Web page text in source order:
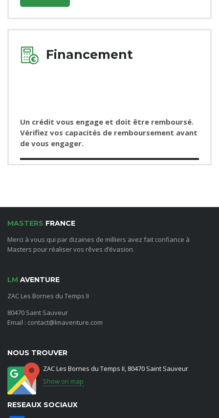
Financement
Un crédit vous engage et doit être remboursé.
Vérifiez vos capacités de remboursement avant
de vous engager.
MASTERS FRANCE
Merci à vous qui par dizaines de milliers avez fait confiance à
Masters pour réaliser vos rêves d’évasion.
LM AVENTURE
ZAC Les Bornes du Temps II
80470 Saint Sauveur
Email : contact@lmaventure.com
NOUS TROUVER
ZAC Les Bornes du Temps II, 80470 Saint Sauveur
Show on map
RESEAUX SOCIAUX